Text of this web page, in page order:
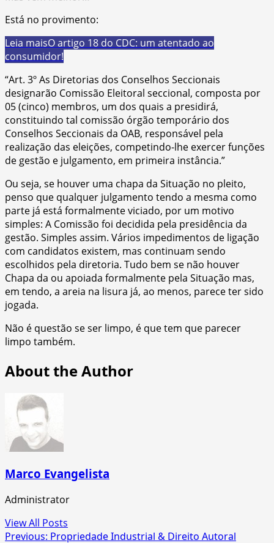
Está no provimento:
Leia maisO artigo 18 do CDC: um atentado ao
consumidor!
“Art. 3º As Diretorias dos Conselhos Seccionais
designarão Comissão Eleitoral seccional, composta por
05 (cinco) membros, um dos quais a presidirá,
constituindo tal comissão órgão temporário dos
Conselhos Seccionais da OAB, responsável pela
realização das eleições, competindo-lhe exercer funções
de gestão e julgamento, em primeira instância.”
Ou seja, se houver uma chapa da Situação no pleito,
penso que qualquer julgamento tendo a mesma como
parte já está formalmente viciado, por um motivo
simples: A Comissão foi decidida pela presidência da
gestão. Simples assim. Vários impedimentos de ligação
com candidatos existem, mas continuam sendo
escolhidos pela diretoria. Tudo bem se não houver
Chapa da ou apoiada formalmente pela Situação mas,
em tendo, a areia na lisura já, ao menos, parece ter sido
jogada.
Não é questão se ser limpo, é que tem que parecer
limpo também.
About the Author
Marco Evangelista
Administrator
View All Posts
Previous: Propriedade Industrial & Direito Autoral